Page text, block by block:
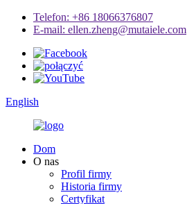
Telefon: +86 18066376807
E-mail: ellen.zheng@mutaiele.com
English
Dom
O nas
Profil firmy
Historia firmy
Certyfikat